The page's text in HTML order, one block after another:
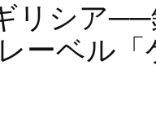
リシア──
ーベル「